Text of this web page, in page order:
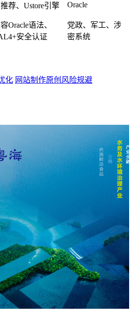
荐、Ustore引擎
Oracle
Oracle语法、
安全认证
党政、军工、涉
密系统
化 网站制作原创风险规避